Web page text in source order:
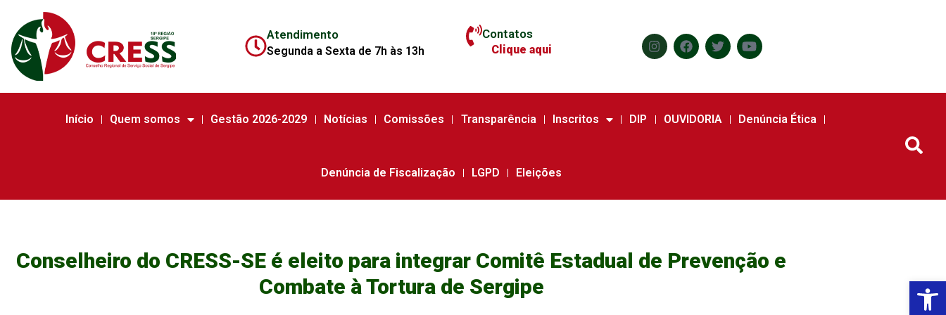
Atendimento
Segunda a Sexta de 7h às 13h
Contatos
Clique aqui
Início Quem somos Gestão 2026-2029 Notícias Comissões Transparência Inscritos DIP OUVIDORIA Denúncia Ética
Denúncia de Fiscalização LGPD Eleições
Conselheiro do CRESS-SE é eleito para integrar Comitê Estadual de Prevenção e
Combate à Tortura de Sergipe